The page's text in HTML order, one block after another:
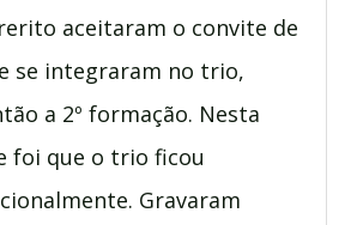
aceitaram o convite de
se integraram no trio,
a 2º formação. Nesta
foi que o trio ficou
Gravaram